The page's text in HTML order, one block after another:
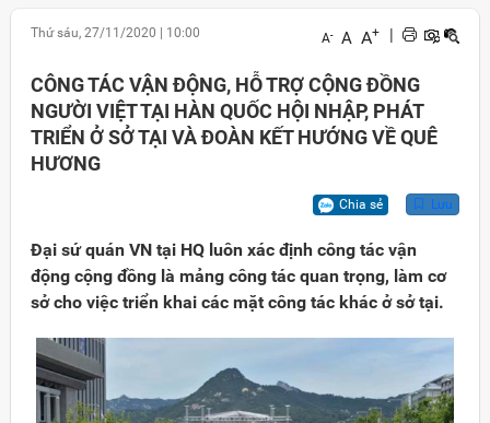
Thứ sáu, 27/11/2020 10:00 A- A A+
CÔNG TÁC VẬN ĐỘNG, HỖ TRỢ CỘNG ĐỒNG
NGƯỜI VIỆT TẠI HÀN QUỐC HỘI NHẬP, PHÁT
TRIỂN Ở SỞ TẠI VÀ ĐOÀN KẾT HƯỚNG VỀ QUÊ
HƯƠNG
Chia sẻ Lưu
Đại sứ quán VN tại HQ luôn xác định công tác vận
động cộng đồng là mảng công tác quan trọng, làm cơ
sở cho việc triển khai các mặt công tác khác ở sở tại.